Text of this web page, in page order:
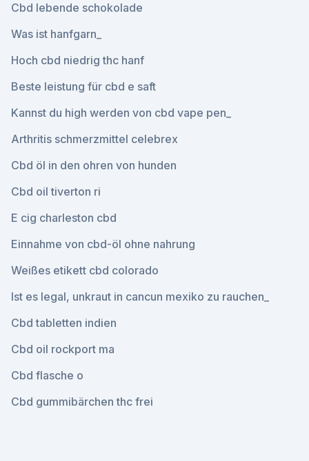
Cbd lebende schokolade
Was ist hanfgarn_
Hoch cbd niedrig thc hanf
Beste leistung für cbd e saft
Kannst du high werden von cbd vape pen_
Arthritis schmerzmittel celebrex
Cbd öl in den ohren von hunden
Cbd oil tiverton ri
E cig charleston cbd
Einnahme von cbd-öl ohne nahrung
Weißes etikett cbd colorado
Ist es legal, unkraut in cancun mexiko zu rauchen_
Cbd tabletten indien
Cbd oil rockport ma
Cbd flasche o
Cbd gummibärchen thc frei